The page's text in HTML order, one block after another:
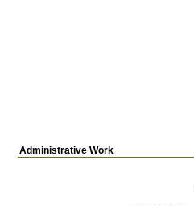
Administrative Work